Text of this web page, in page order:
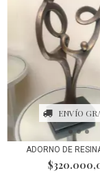
ENVÍO
ADORNO DE